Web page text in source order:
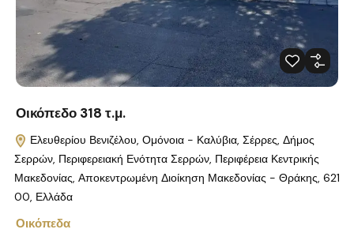
Οικόπεδο 318 τ.μ.
Ελευθερίου Βενιζέλου, Ομόνοια - Καλύβια, Σέρρες, Δήμος
Σερρών, Περιφερειακή Ενότητα Σερρών, Περιφέρεια Κεντρικής
Μακεδονίας, Αποκεντρωμένη Διοίκηση Μακεδονίας - Θράκης, 621
00, Ελλάδα
Οικόπεδα